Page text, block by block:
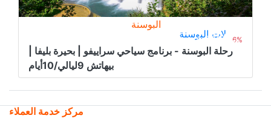
6%
البوسنة
من
4.300﷼ 4.000﷼رحلات البوسنة
رحلة البوسنة - برنامج سياحي سراييفو | بحيرة بليفا |
بيهاتش 9ليالي/10أيام
مركز خدمة العملاء